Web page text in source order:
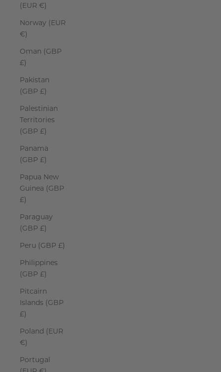
(EUR €)
Norway (EUR
€)
Oman (GBP
£)
Pakistan
(GBP £)
Palestinian
Territories
(GBP £)
Panama
(GBP £)
Papua New
Guinea (GBP
£)
Paraguay
(GBP £)
Peru (GBP £)
Philippines
(GBP £)
Pitcairn
Islands (GBP
£)
Poland (EUR
€)
Portugal